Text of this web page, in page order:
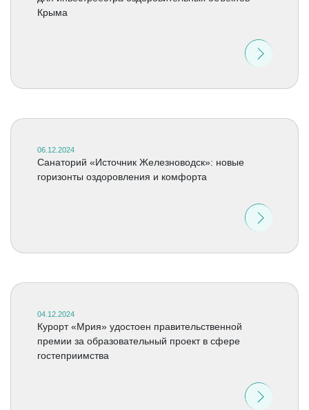
Крыма
06.12.2024
Санаторий «Источник Железноводск»: новые
горизонты оздоровления и комфорта
04.12.2024
Курорт «Мрия» удостоен правительственной
премии за образовательный проект в сфере
гостеприимства